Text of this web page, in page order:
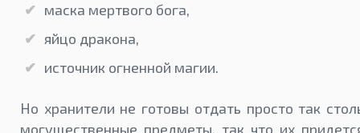
маска мертвого бога,
яйцо дракона,
источник огненной магии.
Но хранители не готовы отдать просто так
могущественные предметы, так что их